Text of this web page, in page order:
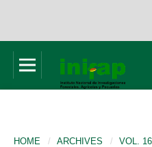
HOME / ARCHIVES / VOL.